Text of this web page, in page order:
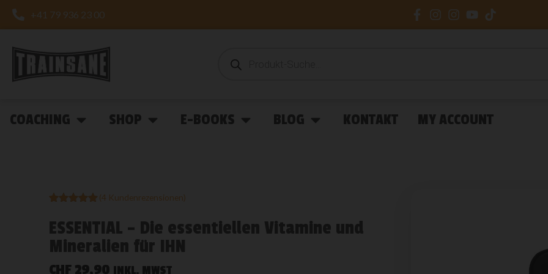
+41 79 936 23 00
COACHING SHOP E-BOOKS BLOG KONTAKT MY ACCOUNT
mit 5.00
von 5,
basierend
auf
(4 Kundenrezensionen)
ESSENTIAL – Die essentiellen Vitamine und
Mineralien für IHN
CHF 29,90 INKL. MWST